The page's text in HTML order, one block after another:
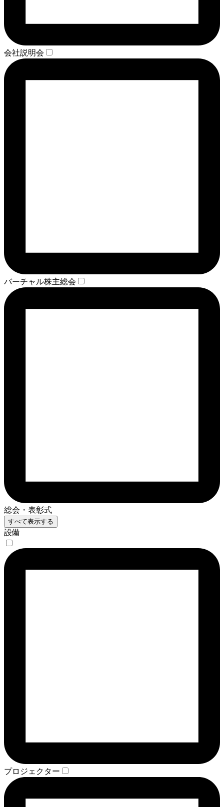
会社説明会
バーチャル株主総会
総会・表彰式
すべて表示する
設備
プロジェクター